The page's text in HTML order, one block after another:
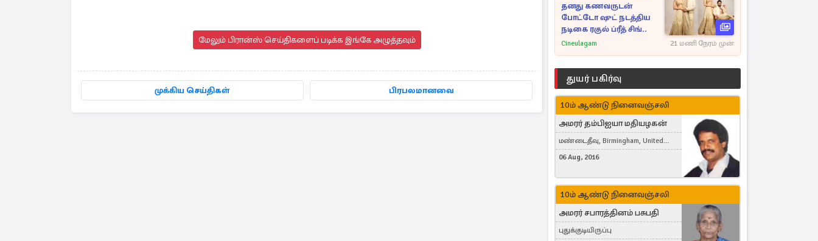
மேலும் பிரான்ஸ் செய்திகளைப் படிக்க இங்கே அழுத்தவும்
முக்கிய செய்திகள் பிரபலமானவை
தனது கணவருடன்
போட்டோ ஷுட் நடத்திய
நடிகை ரகுல் ப்ரீத் சிங்..
Cineulagam 21 மணி நேரம் முன்
துயர் பகிர்வு
10ம் ஆண்டு நினைவஞ்சலி
அமரர் தம்பிஐயா மதியழகன்
மண்டைதீவு, Birmingham, United
Kingdom
06 Aug, 2016
10ம் ஆண்டு நினைவஞ்சலி
அமரர் சபாரத்தினம் பசுபதி
புதுக்குடியிருப்பு